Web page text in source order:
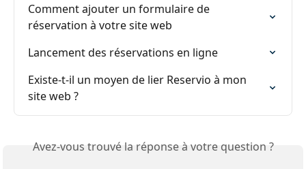
Comment ajouter un formulaire de
réservation à votre site web
Lancement des réservations en ligne
Existe-t-il un moyen de lier Reservio à mon
site web ?
Avez-vous trouvé la réponse à votre question ?